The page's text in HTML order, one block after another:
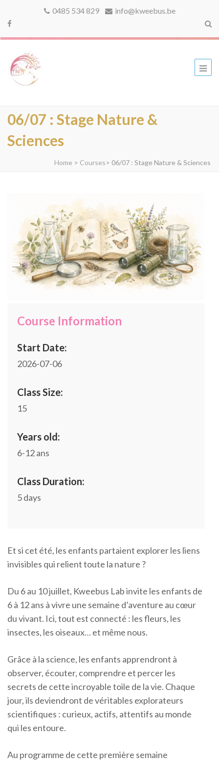
0485 534 829 info@kweebus.be
06/07 : Stage Nature &
Sciences
Home > Courses> 06/07 : Stage Nature & Sciences
Course Information
Start Date:
2026-07-06
Class Size:
15
Years old:
6-12 ans
Class Duration:
5 days
Et si cet été, les enfants partaient explorer les liens
invisibles qui relient toute la nature ?
Du 6 au 10 juillet, Kweebus Lab invite les enfants de
6 à 12 ans à vivre une semaine d’aventure au cœur
du vivant. Ici, tout est connecté : les fleurs, les
insectes, les oiseaux… et même nous.
Grâce à la science, les enfants apprendront à
observer, écouter, comprendre et percer les
secrets de cette incroyable toile de la vie. Chaque
jour, ils deviendront de véritables explorateurs
scientifiques : curieux, actifs, attentifs au monde
qui les entoure.
Au programme de cette première semaine